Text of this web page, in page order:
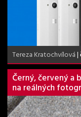
Tereza Kratochvílová|
Černý, červený a
na reálných